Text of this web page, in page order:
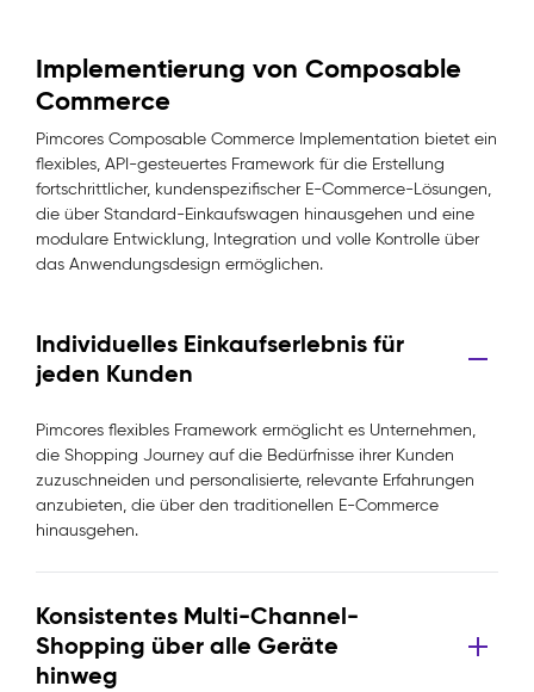
Implementierung von Composable
Commerce
Pimcores Composable Commerce Implementation bietet ein
flexibles, API-gesteuertes Framework für die Erstellung
fortschrittlicher, kundenspezifischer E-Commerce-Lösungen,
die über Standard-Einkaufswagen hinausgehen und eine
modulare Entwicklung, Integration und volle Kontrolle über
das Anwendungsdesign ermöglichen.
Individuelles Einkaufserlebnis für
jeden Kunden
Pimcores flexibles Framework ermöglicht es Unternehmen,
die Shopping Journey auf die Bedürfnisse ihrer Kunden
zuzuschneiden und personalisierte, relevante Erfahrungen
anzubieten, die über den traditionellen E-Commerce
hinausgehen.
Konsistentes Multi-Channel-
Shopping über alle Geräte
hinweg